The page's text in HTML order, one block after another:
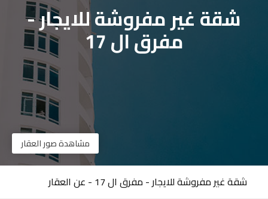
شقة غير مفروشة للايجار -
مفرق ال 17
مشاهدة صور العقار
شقة غير مفروشة للايجار - مفرق ال 17 - عن العقار